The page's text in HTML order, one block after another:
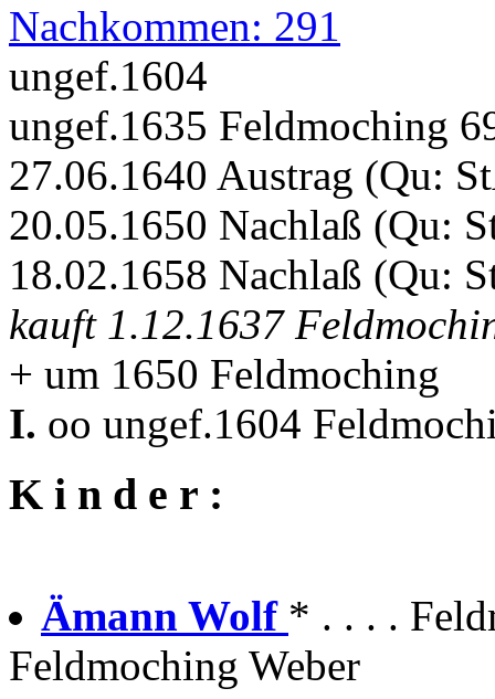
Nachkommen: 291
ungef.1604
ungef.1635 Feldmoching
27.06.1640 Austrag (Qu:
20.05.1650 Nachlaß (Qu:
18.02.1658 Nachlaß (Qu:
kauft 1.12.1637
+ um 1650 Feldmoching
I. oo ungef.1604
K i n d e r :
Ämann Wolf * . . . .
Feldmoching Weber